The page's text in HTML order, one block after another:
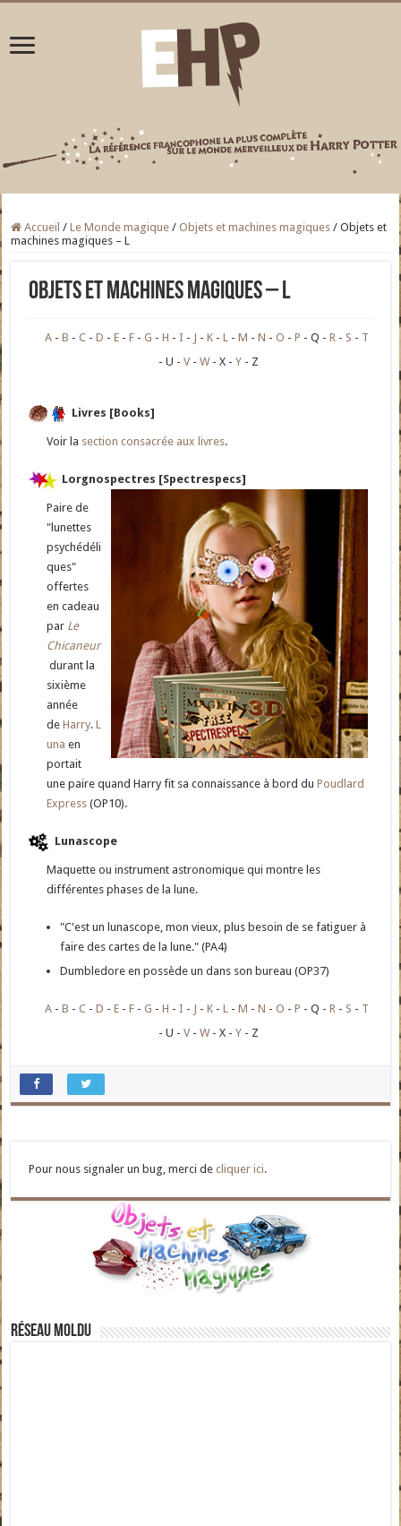
Accueil / Le Monde magique / Objets et machines magiques / Objets et
machines magiques – L
Objets et machines magiques – L
A B C D E F G H I J K L M N O P Q R S
T
U
V W X Y Z
Livres [Books]
Voir la section consacrée aux livres.
Lorgnospectres [Spectrespecs]
Paire de
"lunettes
psychédéli
ques"
offertes
en cadeau
par Le
Chicaneur
durant la
sixième
année
deHarry.L
una en
portait
une paire quand Harry fit sa connaissance à bord duPoudlard
Express (OP10).
Lunascope
Maquette ou instrument astronomique qui montre les
différentes phases de la lune.
"C'est un lunascope, mon vieux, plus besoin de se fatiguer à
faire des cartes de la lune." (PA4)
Dumbledore en possède un dans son bureau (OP37)
A B C D E F G H I J K L M N O P Q R S
T
U
V W X Y Z
Pour nous signaler un bug, merci decliquer ici.
Réseau moldu